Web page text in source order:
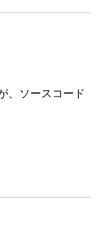
、ソースコード